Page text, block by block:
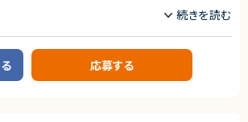
イクロサービス等のモダンな技術の経験
ンド、フロントエンドまでの広い実装経験
験のある方
ムワーク利用経験
のコンパイラ型言語の開発経験
法務業務の効率化・自動化を推進するリーガルテッ
デルの応用に関する開発及び運用
応募する